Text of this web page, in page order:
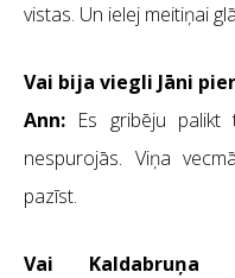
vistas. Un ielej meitiņai
Vai bija viegli Jāni
Ann: Es gribēju
nespurojās. Viņa
pazīst.
Vai